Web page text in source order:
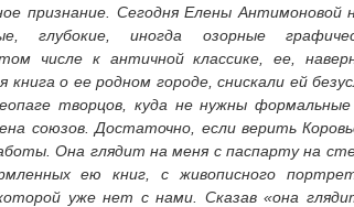
признание. Сегодня Елены Антимоновой
глубокие, иногда озорные
числе к античной классике, ее,
книга о ее родном городе, снискали ей
творцов, куда не нужны
союзов. Достаточно, если верить
Она глядит на меня с паспарту на
ею книг, с живописного
уже нет с нами. Сказав «она